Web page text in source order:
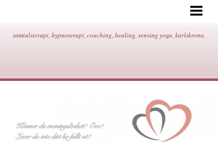
OM MIG/KONTAKT/ADRESS/
SENSING YOGA
samtalsterapi, hypnoterapi, coaching, healing, sensing yoga, karlskrona,